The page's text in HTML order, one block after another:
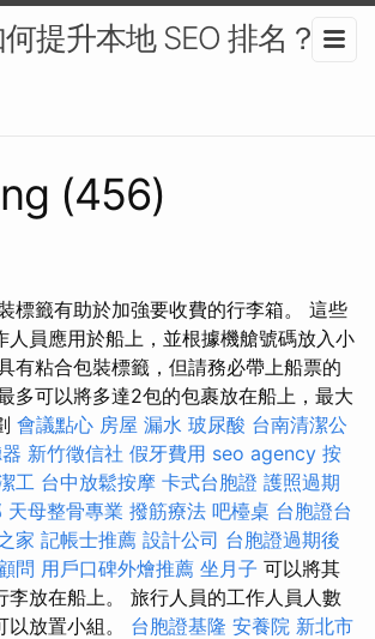
提升本地 SEO 排名？-
(456)
標籤有助於加強要收費的行李箱。 這些
人員應用於船上，並根據機艙號碼放入小
有粘合包裝標籤，但請務必帶上船票的
多可以將多達2包的包裹放在船上，最大
會議點心 房屋 漏水 玻尿酸 台南清潔公
新竹徵信社 假牙費用 seo agency 按
工 台中放鬆按摩 卡式台胞證 護照過期
天母整骨專業 撥筋療法 吧檯桌 台胞證台
家 記帳士推薦 設計公司 台胞證過期後
問 用戶口碑外燴推薦 坐月子 可以將其
李放在船上。 旅行人員的工作人員人數
以放置小組。 台胞證基隆 安養院 新北市